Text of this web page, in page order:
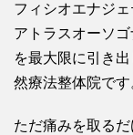
フィシオエナジ
アトラスオーソ
を最大限に引き
然療法整体院です
ただ痛みを取る